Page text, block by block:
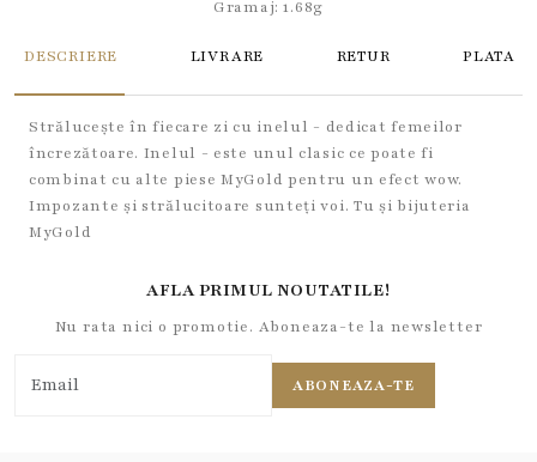
Gramaj: 1.68g
DESCRIERE LIVRARE RETUR PLATA
Strălucește în fiecare zi cu inelul - dedicat femeilor
încrezătoare. Inelul - este unul clasic ce poate fi
combinat cu alte piese MyGold pentru un efect wow.
Impozante și strălucitoare sunteți voi. Tu și bijuteria
MyGold
AFLA PRIMUL NOUTATILE!
Nu rata nici o promotie. Aboneaza-te la newsletter
ABONEAZA-TE